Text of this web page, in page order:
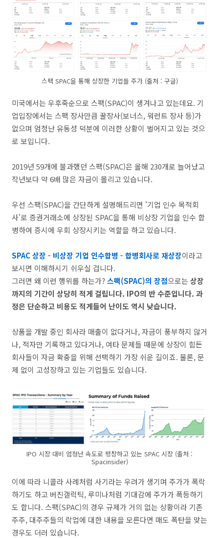
스팩 SPAC을 통해 상장한 기업들 주가 (출처 : 구글)
미국에서는 우후죽순으로 스팩(SPAC)이 생겨나고 있는데요. 기
업입장에서는 스팩 장사만큼 꿀장사(보너스, 워런트 장사 등)가
없으며 엄청난 유동성 덕분에 이러한 상황이 벌어지고 있는 것으
로 보입니다.
2019년 59개에 불과했던 스팩(SPAC)은 올해 230개로 늘어났고
작년보다 약 6배 많은 자금이 몰리고 있습니다.
우선 스팩(SPAC)을 간단하게 설명해드리면 '기업 인수 목적회
사'로 증권거래소에 상장된 SPAC을 통해 비상장 기업을 인수 합
병하여 증시에 우회 상장시키는 역할을 하고 있습니다.
SPAC 상장 - 비상장 기업 인수합병 - 합병회사로 재상장이라고
보시면 이해하시기 쉬우실 겁니다.
그러면 왜 이런 행위를 하는가?스팩(SPAC)의 장점으로는 상장
까지의 기간이 상당히 적게 걸립니다. IPO의 반 수준입니다. 과
정은 단순하고 비용도 적게들어 난이도 역시 낮습니다.
상품을 개발 중인 회사라 매출이 없다거나, 자금이 풍부하지 않거
나, 적자만 기록하고 있다거나, 여타 문제들 때문에 상장이 힘든
회사들이 자금 확충을 위해 선택하기 가장 쉬운 길이죠. 물론, 문
제 없이 고성장하고 있는 기업들도 있습니다.
IPO 시장 대비 엄청난 속도로 팽창하고 있는 SPAC 시장 (출처 :
Spacinsider)
이에 따라 니콜라 사례처럼 사기라는 우려가 생기며 주가가 폭락
하기도 하고 버진갤럭틱, 루미나처럼 기대감에 주가가 폭등하기
도 합니다. 스팩(SPAC)의 경우 규제가 거의 없는 상황이라 기존
주주, 대주주들의 락업에 대한 내용을 모른다면 매도 폭탄을 맞는
경우도 더러 있습니다.